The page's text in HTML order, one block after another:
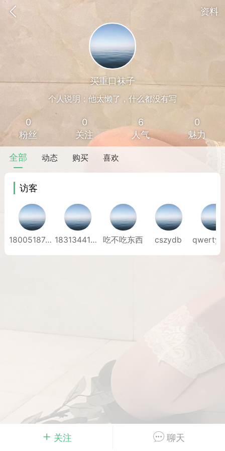
资料
味”的小姐
大二女生囡囡
女
关注 聊天
买重口袜子
个人说明：他太懒了，什么都没有写
0
粉丝
0
关注
6
人气
0
魅力
全部 动态 购买 喜欢
访客
18005187486 1831344198 吃不吃东西 cszydb